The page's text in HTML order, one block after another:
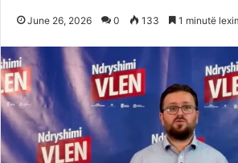
June 26, 2026 0 133 1 minutë